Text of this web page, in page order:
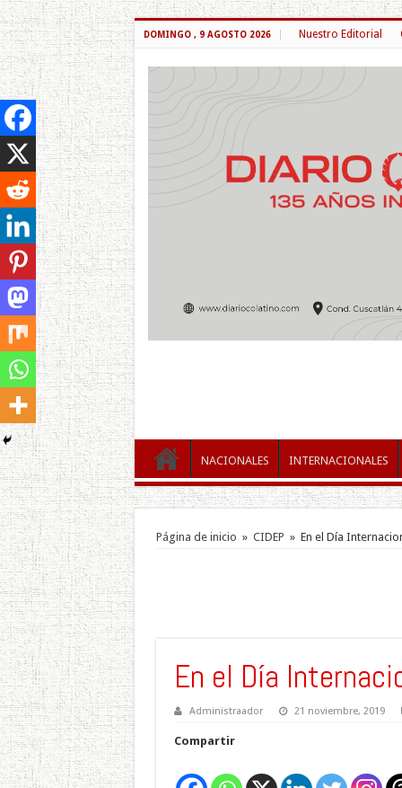
DOMINGO , 9 AGOSTO 2026 Nuestro Editorial
NACIONALES INTERNACIONALES
Página de inicio » CIDEP » En el Día
En el Día
Administraador 21 noviembre, 2019
Compartir